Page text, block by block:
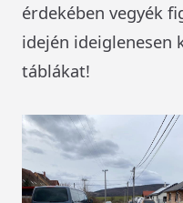
érdekében vegyék
idején ideiglenesen
táblákat!